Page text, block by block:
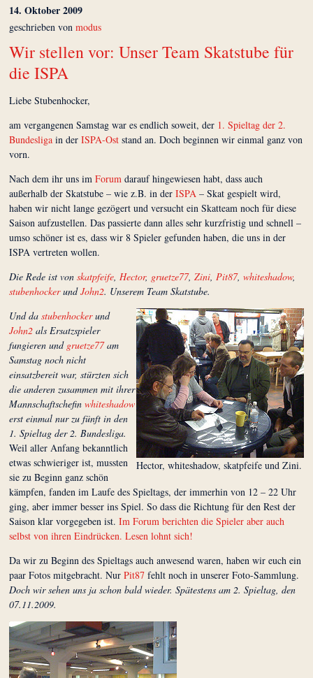
14. Oktober 2009
geschrieben vonmodus
Wir stellen vor: Unser Team Skatstube für
die ISPA
Liebe Stubenhocker,
am vergangenen Samstag war es endlich soweit, der 1. Spieltag der 2.
Bundesliga in derISPA-Ost stand an. Doch beginnen wir einmal ganz von
vorn.
Nach dem ihr uns imForum darauf hingewiesen habt, dass auch
außerhalb der Skatstube – wie z.B. in derISPA – Skat gespielt wird,
haben wir nicht lange gezögert und versucht ein Skatteam noch für diese
Saison aufzustellen. Das passierte dann alles sehr kurzfristig und schnell –
umso schöner ist es, dass wir 8 Spieler gefunden haben, die uns in der
ISPA vertreten wollen.
Die Rede ist vonskatpfeife,Hector, gruetze77,Zini,Pit87,whiteshadow,
stubenhockerundJohn2. Unserem Team Skatstube.
Hector, whiteshadow, skatpfeife und Zini.
Und dastubenhockerund
John2 als Ersatzspieler
fungieren und gruetze77am
Samstag noch nicht
einsatzbereit war, stürzten sich
die anderen zusammen mit ihrer
Mannschaftschefinwhiteshadow
erst einmal nur zu fünft in den
1. Spieltag der 2. Bundesliga.
Weil aller Anfang bekanntlich
etwas schwieriger ist, mussten
sie zu Beginn ganz schön
kämpfen, fanden im Laufe des Spieltags, der immerhin von 12 – 22 Uhr
ging, aber immer besser ins Spiel. So dass die Richtung für den Rest der
Saison klar vorgegeben ist.Im Forum berichten die Spieler aber auch
selbst von ihren Eindrücken. Lesen lohnt sich!
Da wir zu Beginn des Spieltags auch anwesend waren, haben wir euch ein
paar Fotos mitgebracht. NurPit87 fehlt noch in unserer Foto-Sammlung.
Doch wir sehen uns ja schon bald wieder. Spätestens am 2. Spieltag, den
07.11.2009.